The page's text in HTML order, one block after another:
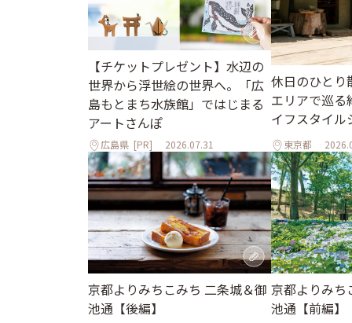
【チケットプレゼント】水辺の
世界から浮世絵の世界へ。「広
島もとまち水族館」ではじまる
アートさんぽ
広島県 [PR] 2026.07.31
休日のひと
エリアで巡る
イフスタイル
東京都
京都よりみちこみち 二条城＆御
池通【後編】
京都よりみち
池通【前編】